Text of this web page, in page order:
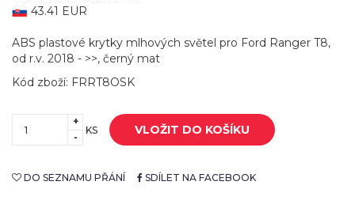
43.41 EUR
ABS plastové krytky mlhových světel pro Ford Ranger T8,
od r.v. 2018 - >>, černý mat
Kód zboží: FRRT8OSK
+
-
KS VLOŽIT DO KOŠÍKU
DO SEZNAMU PŘÁNÍ SDÍLET NA FACEBOOK